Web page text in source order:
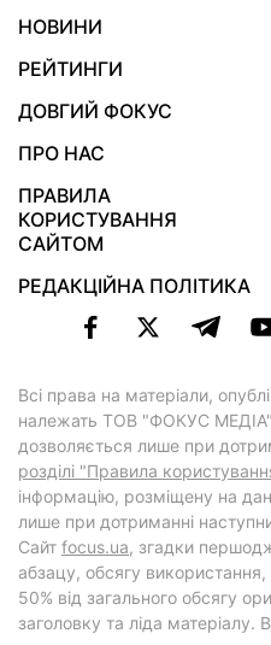
НОВИНИ
РЕЙТИНГИ
ДОВГИЙ ФОКУС
ПРО НАС
ПРАВИЛА
КОРИСТУВАННЯ
САЙТОМ
РЕДАКЦІЙНА ПОЛІТИКА
Всі права на матеріали,
належать ТОВ "ФОКУС МЕДІА".
дозволяється лише при
розділі "Правила
інформацію, розміщену на
лише при дотриманні
Cайт focus.ua, згадки
абзацу, обсягу
50% від загального обсягу
заголовку та ліда матеріалу.